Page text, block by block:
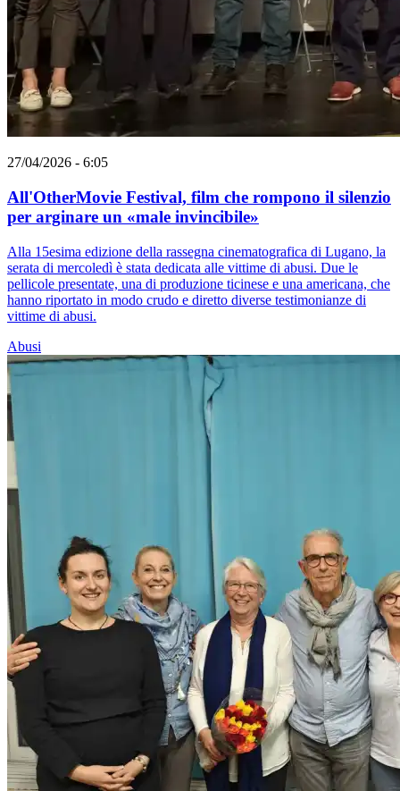
27/04/2026 - 6:05
All'OtherMovie Festival, film che rompono il silenzio
per arginare un «male invincibile»
Alla 15esima edizione della rassegna cinematografica di Lugano, la
serata di mercoledì è stata dedicata alle vittime di abusi. Due le
pellicole presentate, una di produzione ticinese e una americana, che
hanno riportato in modo crudo e diretto diverse testimonianze di
vittime di abusi.
Abusi